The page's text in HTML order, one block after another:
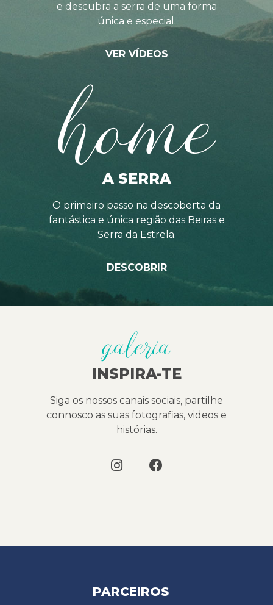
e descubra a serra de uma forma
única e especial.
VER VÍDEOS
home
A SERRA
O primeiro passo na descoberta da
fantástica e única região das Beiras e
Serra da Estrela.
DESCOBRIR
galeria
INSPIRA-TE
Siga os nossos canais sociais, partilhe
connosco as suas fotografias, videos e
histórias.
PARCEIROS